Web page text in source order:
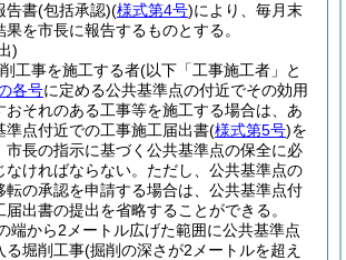
告書(包括承認)(様式第4号)により、毎月末
果を市長に報告するものとする。
)
工事を施工する者(以下「工事施工者」と
各号に定める公共基準点の付近でその効用
おそれのある工事等を施工する場合は、あ
準点付近での工事施工届出書(様式第5号)を
市長の指示に基づく公共基準点の保全に必
ければならない。 ただし、公共基準点の
転の承認を申請する場合は、公共基準点付
出書の提出を省略することができる。
端から2メートル広げた範囲に公共基準点
る堀削工事(掘削の深さが2メートルを超え